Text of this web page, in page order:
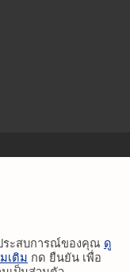
ระสบการณ์ของคุณ ดู
เติม กด ยืนยัน เพื่อ